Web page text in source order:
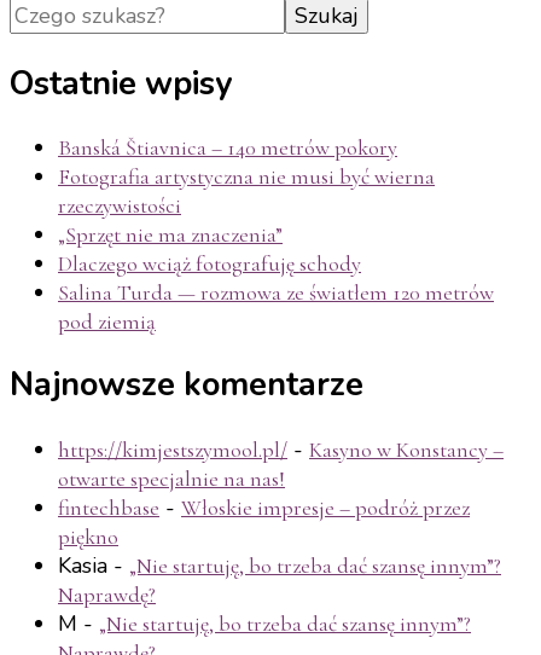
Ostatnie wpisy
Banská Štiavnica – 140 metrów pokory
Fotografia artystyczna nie musi być wierna
rzeczywistości
„Sprzęt nie ma znaczenia”
Dlaczego wciąż fotografuję schody
Salina Turda — rozmowa ze światłem 120 metrów
pod ziemią
Najnowsze komentarze
https://kimjestszymool.pl/ - Kasyno w Konstancy –
otwarte specjalnie na nas!
fintechbase - Włoskie impresje – podróż przez
piękno
Kasia - „Nie startuję, bo trzeba dać szansę innym”?
Naprawdę?
M - „Nie startuję, bo trzeba dać szansę innym”?